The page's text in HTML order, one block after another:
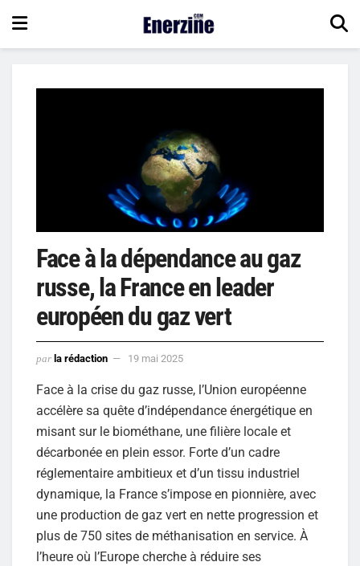
Face à la dépendance au gaz
russe, la France en leader
européen du gaz vert
par la rédaction 19 mai 2025
Face à la crise du gaz russe, l’Union européenne
accélère sa quête d’indépendance énergétique en
misant sur le biométhane, une filière locale et
décarbonée en plein essor. Forte d’un cadre
réglementaire ambitieux et d’un tissu industriel
dynamique, la France s’impose en pionnière, avec
une production de gaz vert en nette progression et
plus de 750 sites de méthanisation en service. À
l’heure où l’Europe cherche à réduire ses